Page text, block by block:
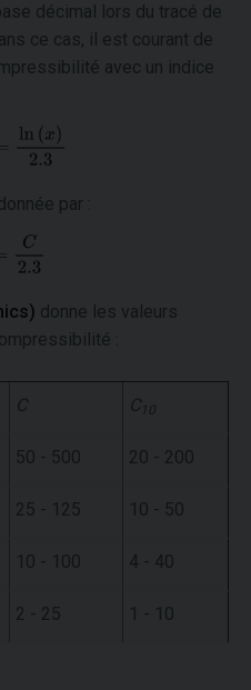
décimal lors du tracé de
ce cas, il est courant de
avec un indice
par :
donne les valeurs
:
C C 10
50 - 500 20 - 200
25 - 125 10 - 50
10 - 100 4 - 40
2 - 25 1 - 10